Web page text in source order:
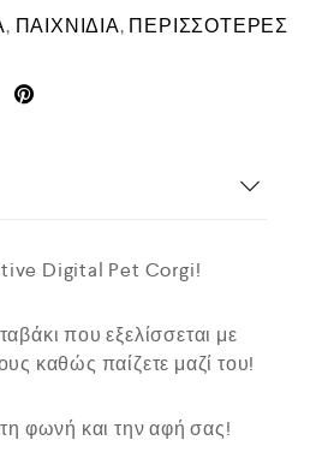
, ΠΑΙΧΝΙΔΙΑ, ΠΕΡΙΣΣΟΤΕΡΕΣ
Digital Pet Corgi!
που εξελίσσεται με
καθώς παίζετε μαζί του!
φωνή και την αφή σας!